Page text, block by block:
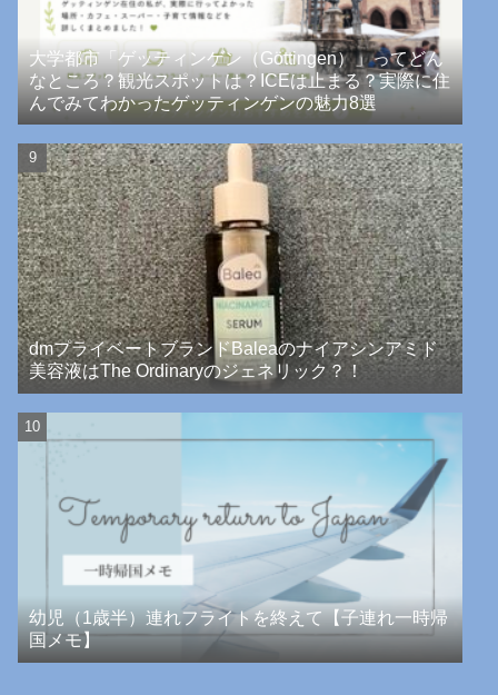
大学都市「ゲッティンゲン（Göttingen）」ってどん
なところ？観光スポットは？ICEは止まる？実際に住
んでみてわかったゲッティンゲンの魅力8選
dmプライベートブランドBaleaのナイアシンアミド
美容液はThe Ordinaryのジェネリック？！
幼児（1歳半）連れフライトを終えて【子連れ一時帰
国メモ】